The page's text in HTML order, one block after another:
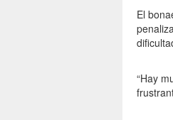
El
“Hay